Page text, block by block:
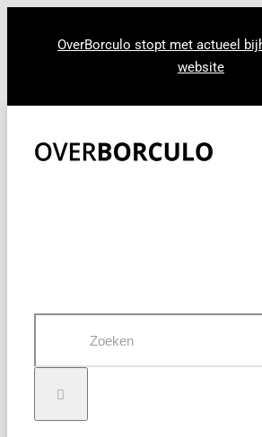
OverBorculo stopt met actueel
website